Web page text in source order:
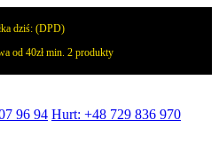
dziś: (DPD)
od 40zł min. 2 produkty
96 94 Hurt: +48 729 836 970